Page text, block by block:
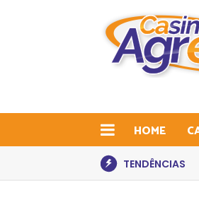
HOME
TENDÊNCIAS